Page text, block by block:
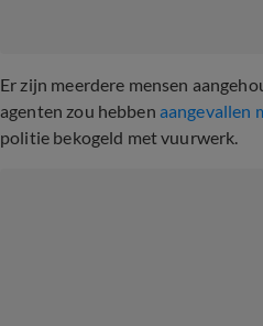
Er zijn meerdere mensen
agenten zou hebben aangevallen
politie bekogeld met vuurwerk.